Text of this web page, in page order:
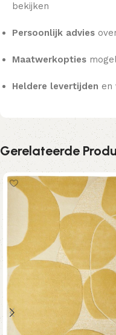
bekijken
Persoonlijk advies
Maatwerkopties
Heldere levertijden en
Gerelateerde